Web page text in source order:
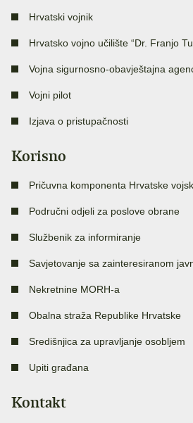
Hrvatski vojnik
Hrvatsko vojno učilište “Dr. Franjo
Vojna sigurnosno-obavještajna
Vojni pilot
Izjava o pristupačnosti
Korisno
Pričuvna komponenta Hrvatske
Područni odjeli za poslove obrane
Službenik za informiranje
Savjetovanje sa zainteresiranom
Nekretnine MORH-a
Obalna straža Republike Hrvatske
Središnjica za upravljanje osobljem
Upiti građana
Kontakt